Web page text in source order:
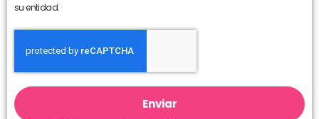
su entidad.
Enviar